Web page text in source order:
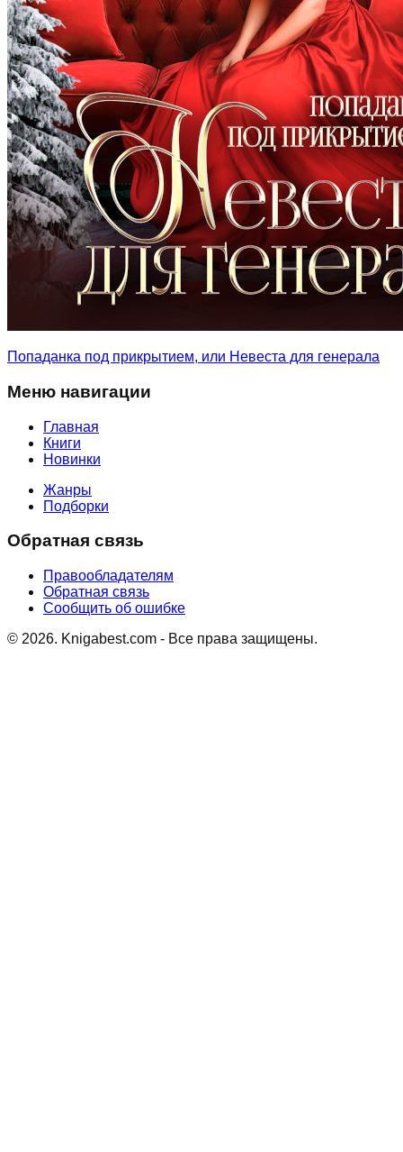
Попаданка под прикрытием, или Невеста для генерала
Меню навигации
Главная
Книги
Новинки
Жанры
Подборки
Обратная связь
Правообладателям
Обратная связь
Сообщить об ошибке
© 2026. Knigabest.com - Все права защищены.